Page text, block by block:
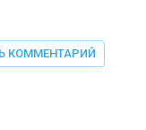
КОММЕНТАРИЙ